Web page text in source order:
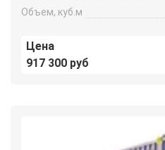
Объем, куб.м
Цена
917 300 руб